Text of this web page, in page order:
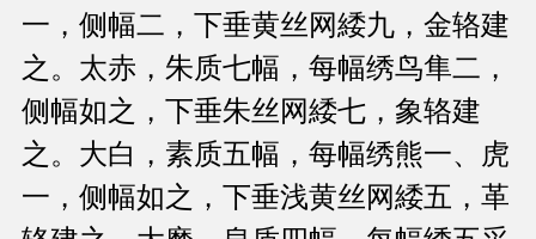
一，侧幅二，下垂黄丝网緌九，金辂建
之。太赤，朱质七幅，每幅绣鸟隼二，
侧幅如之，下垂朱丝网緌七，象辂建
之。大白，素质五幅，每幅绣熊一、虎
一，侧幅如之，下垂浅黄丝网緌五，革